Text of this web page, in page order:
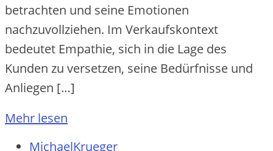
betrachten und seine Emotionen
nachzuvollziehen. Im Verkaufskontext
bedeutet Empathie, sich in die Lage des
Kunden zu versetzen, seine Bedürfnisse und
Anliegen […]
Mehr lesen
MichaelKrueger